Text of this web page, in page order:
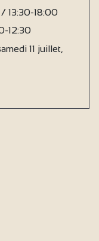
13:30-18:00
12:30
11 juillet,